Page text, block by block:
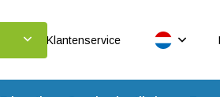
Klantenservice